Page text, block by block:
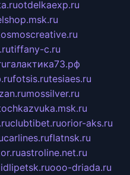
otdelkaexp.ru
tiffany-c.ru
галактика73.рф
fotsis.rutesiaes.ru
mossilver.ru
clubtibet.ruorior-aks.ru
carlines.ruflatnsk.ru
astroline.net.ru
ooo-driada.ru